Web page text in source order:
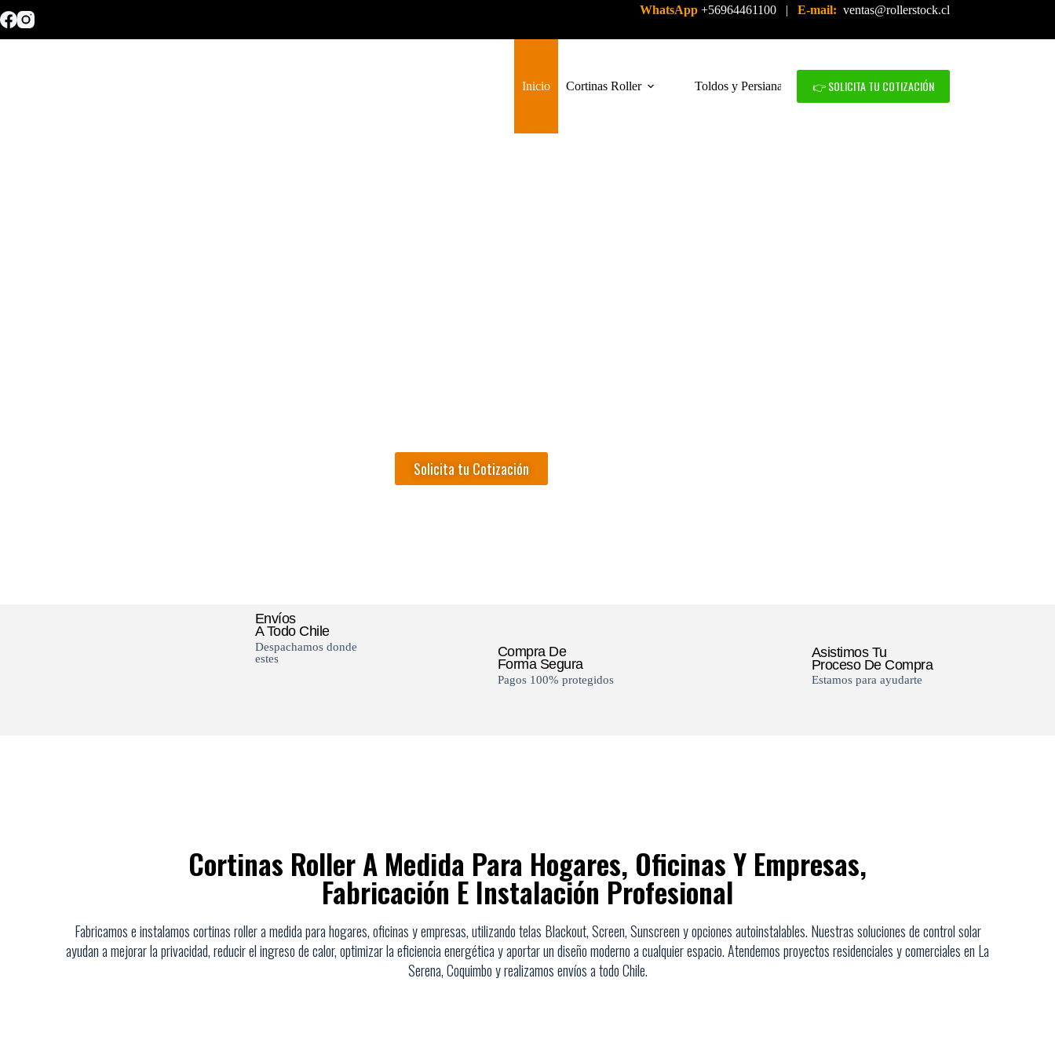
WhatsApp +56964461100 | E-mail: ventas@rollerstock.cl
Inicio Cortinas Roller Toldos y Persianas Mallas de Seguridad
👉 SOLICITA TU COTIZACIÓN
Solicita tu Cotización
Envíos
A Todo Chile
Despachamos donde
estes
Compra De
Forma Segura
Pagos 100% protegidos
Asistimos Tu
Proceso De Compra
Estamos para ayudarte
Cortinas Roller A Medida Para Hogares, Oficinas Y Empresas,
Fabricación E Instalación Profesional
Fabricamos e instalamos cortinas roller a medida para hogares, oficinas y empresas, utilizando telas Blackout, Screen, Sunscreen y opciones autoinstalables. Nuestras soluciones de control solar
ayudan a mejorar la privacidad, reducir el ingreso de calor, optimizar la eficiencia energética y aportar un diseño moderno a cualquier espacio. Atendemos proyectos residenciales y comerciales en La
Serena, Coquimbo y realizamos envíos a todo Chile.